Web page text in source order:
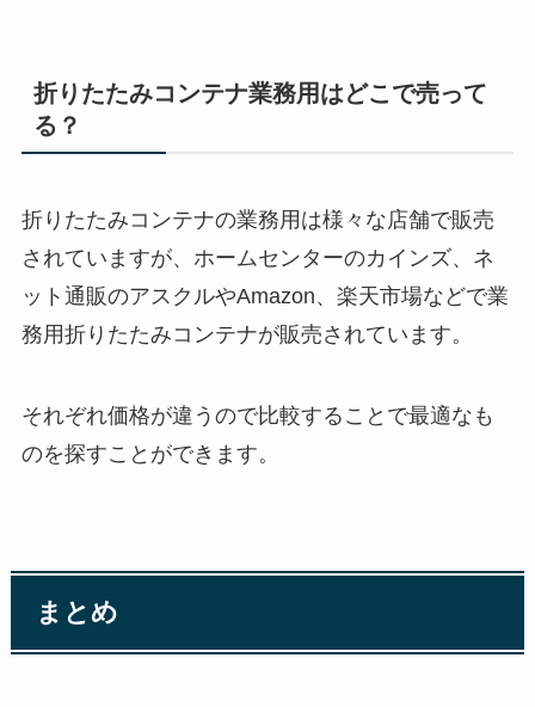
折りたたみコンテナ業務用はどこで売って
る？
折りたたみコンテナの業務用は様々な店舗で販売
されていますが、ホームセンターのカインズ、ネ
ット通販のアスクルやAmazon、楽天市場などで業
務用折りたたみコンテナが販売されています。
それぞれ価格が違うので比較することで最適なも
のを探すことができます。
まとめ